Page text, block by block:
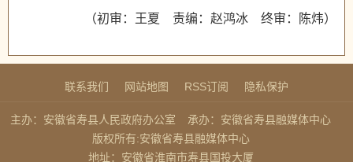
（初审：王夏 责编：赵鸿冰 终审：陈炜）
联系我们 网站地图 RSS订阅 隐私保护
主办：安徽省寿县人民政府办公室
承办：安徽省寿县融媒体中心
版权所有:安徽省寿县融媒体中心
地址：安徽省淮南市寿县国投大厦